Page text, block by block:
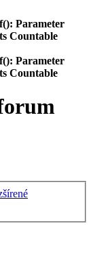
Parameter
Countable
Parameter
Countable